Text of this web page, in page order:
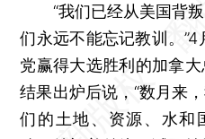
“我们已经从美国背叛
们永远不能忘记教训。
党赢得大选胜利的加拿
结果出炉后说，“数月来
们的土地、资源、水